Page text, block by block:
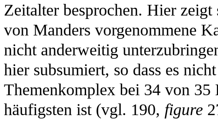
Zeitalter besprochen. Hier
von Manders vorgenommene
nicht anderweitig
hier subsumiert, so dass es
Themenkomplex bei 34 von 35
häufigsten ist (vgl. 190, figure